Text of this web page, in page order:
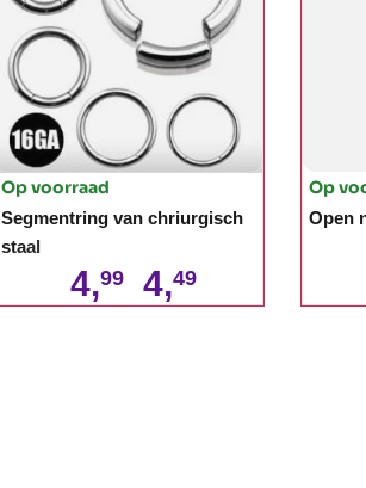
Op voorraad
Segmentring van chriurgisch
staal
4,99 4,49
Op
Open